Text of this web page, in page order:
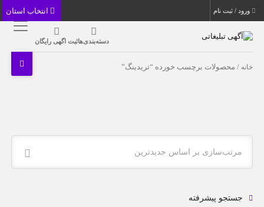
ورود / ثبت نام
دسته‌بندی‌هاثبت اگهی رایگان
خانه / محصولات برچسب خورده “تریدینگ”
مرتب‌سازی بر اساس جدیدترین
جستجو پیشرفته